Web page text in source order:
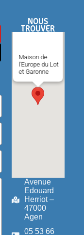
NOUS
TROUVER
Maison de
l'Europe du Lot
et Garonne
Avenue
Edouard
Herriot –
47000
Agen
05 53 66